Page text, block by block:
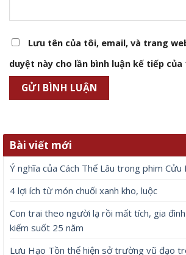
Lưu tên của tôi, email, và trang
duyệt này cho lần bình luận kế tiếp của
Bài viết mới
Ý nghĩa của Cách Thế Lâu trong phim Cửu
4 lợi ích từ món chuối xanh kho, luộc
Con trai theo người lạ rồi mất tích, gia
kiếm suốt 25 năm
Lưu Hạo Tồn thể hiện sở trường vũ đạo